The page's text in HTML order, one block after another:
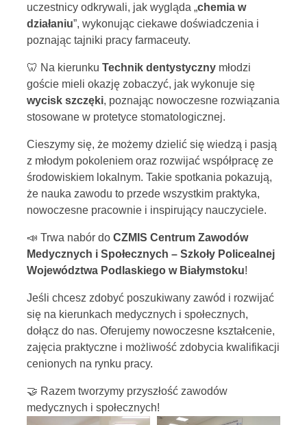
uczestnicy odkrywali, jak wygląda „chemia w
działaniu”, wykonując ciekawe doświadczenia i
poznając tajniki pracy farmaceuty.
🦷 Na kierunku Technik dentystyczny młodzi
goście mieli okazję zobaczyć, jak wykonuje się
wycisk szczęki, poznając nowoczesne rozwiązania
stosowane w protetyce stomatologicznej.
Cieszymy się, że możemy dzielić się wiedzą i pasją
z młodym pokoleniem oraz rozwijać współpracę ze
środowiskiem lokalnym. Takie spotkania pokazują,
że nauka zawodu to przede wszystkim praktyka,
nowoczesne pracownie i inspirujący nauczyciele.
📣 Trwa nabór do CZMIS Centrum Zawodów
Medycznych i Społecznych – Szkoły Policealnej
Województwa Podlaskiego w Białymstoku!
Jeśli chcesz zdobyć poszukiwany zawód i rozwijać
się na kierunkach medycznych i społecznych,
dołącz do nas. Oferujemy nowoczesne kształcenie,
zajęcia praktyczne i możliwość zdobycia kwalifikacji
cenionych na rynku pracy.
🤝 Razem tworzymy przyszłość zawodów
medycznych i społecznych!